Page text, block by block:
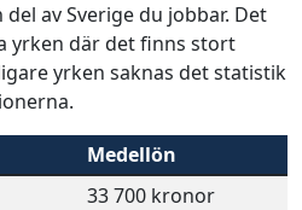
av Sverige du jobbar. Det
yrken där det finns stort
yrken saknas det statistik
Medellön
33 700 kronor